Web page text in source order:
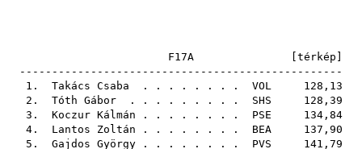
F17A [ térkép
--------------------------------------------------
1. Takács Csaba . . . . . . . . VOL 128,13
2. Tóth Gábor . . . . . . . . . SHS 128,39
3. Koczur Kálmán . . . . . . . . PSE 134,84
4. Lantos Zoltán . . . . . . . . BEA 137,90
5. Gajdos György . . . . . . . . PVS 141,79